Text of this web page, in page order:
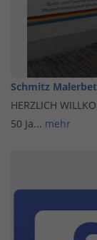
Schmitz
HERZLICH
50 Ja... mehr